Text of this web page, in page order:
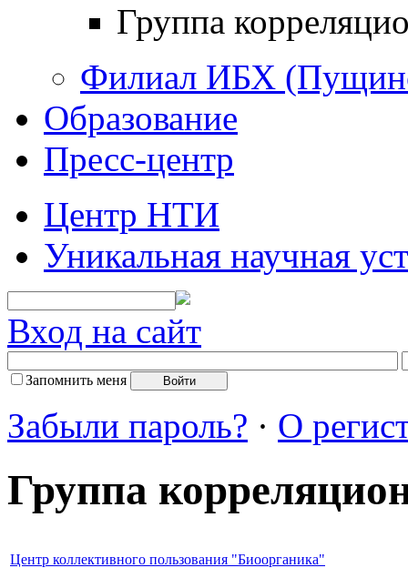
Группа
Филиал ИБХ
Образование
Пресс-центр
Центр НТИ
Уникальная научная
Вход на сайт
Запомнить меня
Забыли пароль? · О
Группа
Центр коллективного пользования "Биоорганика"